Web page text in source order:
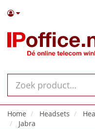
Home Headsets
Jabra